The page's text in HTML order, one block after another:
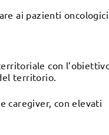
ai pazienti
con
territorio.
caregiver, con elevati